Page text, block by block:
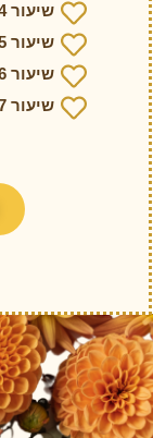
שיעור 4 – כלי ניקוי תת מודע.
שיעור 5 – כלים ליצירת שינוי בחיים.
שיעור 6 – להיות אדם משפיע. סיכום.
שיעור 7 – שיעור בונוס מפתיע